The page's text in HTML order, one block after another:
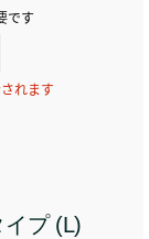
です
れます
プ (L)